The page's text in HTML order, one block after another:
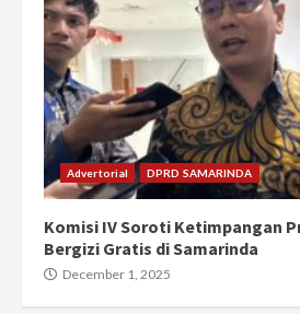
Advertorial DPRD SAMARINDA
Komisi IV Soroti Ketimpangan
Bergizi Gratis di Samarinda
December 1, 2025